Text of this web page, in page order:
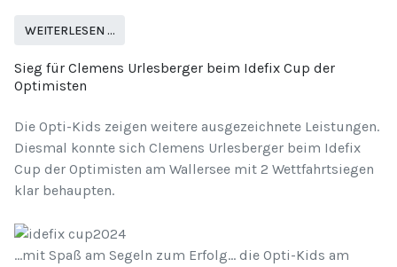
WEITERLESEN …
Sieg für Clemens Urlesberger beim Idefix Cup der
Optimisten
Die Opti-Kids zeigen weitere ausgezeichnete Leistungen.
Diesmal konnte sich Clemens Urlesberger beim Idefix
Cup der Optimisten am Wallersee mit 2 Wettfahrtsiegen
klar behaupten.
...mit Spaß am Segeln zum Erfolg... die Opti-Kids am